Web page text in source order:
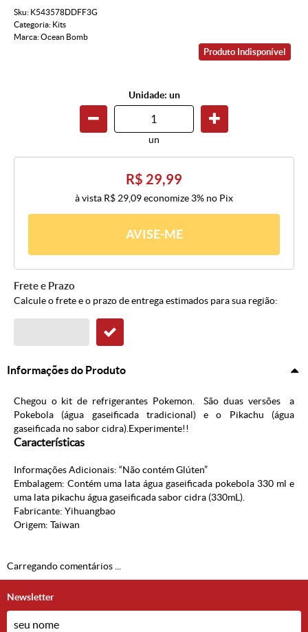
Sku: K543578DDFF3G
Categoria: Kits
Marca:Ocean Bomb
Produto Indisponível
Unidade: un
un
R$ 29,99
à vista R$ 29,09economize 3% no Pix
AVISE-ME
Frete e Prazo
Calcule o frete e o prazo de entrega estimados para sua região:
Informações do Produto
Chegou o kit de refrigerantes Pokemon. São duas versões a
Pokebola (água gaseificada tradicional) e o Pikachu (água
gaseificada no sabor cidra).Experimente!!
Características
Informações Adicionais: “Não contém Glúten”
Embalagem: Contém uma lata água gaseificada pokebola 330 ml e
uma lata pikachu água gaseificada sabor cidra (330mL).
Fabricante: Yihuangbao
Origem: Taiwan
Carregando comentários ...
Newsletter